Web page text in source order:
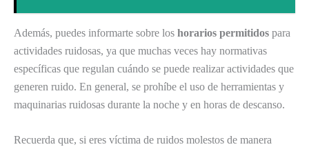
Además, puedes informarte sobre los horarios permitidos para
actividades ruidosas, ya que muchas veces hay normativas
específicas que regulan cuándo se puede realizar actividades que
generen ruido. En general, se prohíbe el uso de herramientas y
maquinarias ruidosas durante la noche y en horas de descanso.
Recuerda que, si eres víctima de ruidos molestos de manera